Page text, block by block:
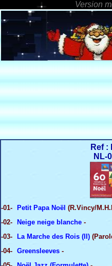
Ref :
NL-
-01- Petit Papa Noël (R.Vincy/
-02- Neige neige blanche -
-03- La Marche des Rois (II)
-04- Greensleeves -